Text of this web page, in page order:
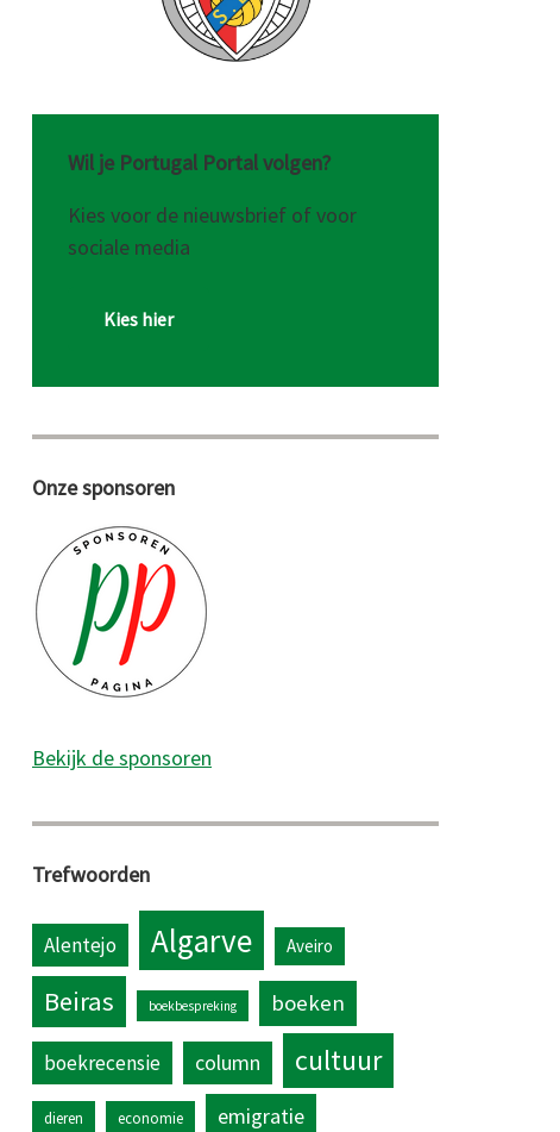
Wil je Portugal Portal volgen?
Kies voor de nieuwsbrief of voor
sociale media
Kies hier
Onze sponsoren
Bekijk de sponsoren
Trefwoorden
Alentejo Algarve Aveiro
Beiras boekbespreking boeken
boekrecensie column cultuur
dieren economie
emigratie